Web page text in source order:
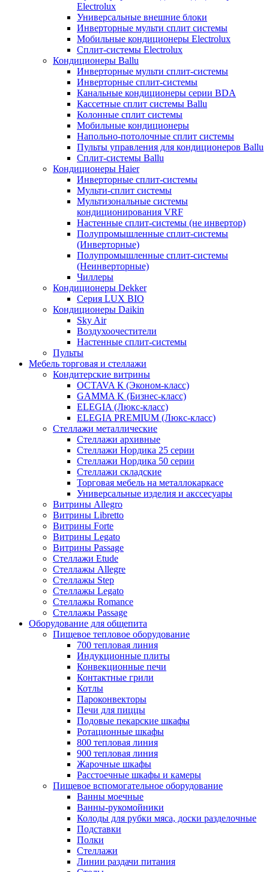
Electrolux
Универсальные внешние блоки
Инверторные мульти сплит системы
Мобильные кондиционеры Electrolux
Сплит-системы Electrolux
Кондиционеры Ballu
Инверторные мульти сплит-системы
Инверторные сплит-системы
Канальные кондиционеры серии BDA
Кассетные сплит системы Ballu
Колонные сплит системы
Мобильные кондиционеры
Напольно-потолочные сплит системы
Пульты управления для кондиционеров Ballu
Сплит-системы Ballu
Кондиционеры Haier
Инверторные сплит-системы
Мульти-сплит системы
Мультизональные системы
кондиционирования VRF
Настенные сплит-системы (не инвертор)
Полупромышленные сплит-системы
(Инверторные)
Полупромышленные сплит-системы
(Неинверторные)
Чиллеры
Кондиционеры Dekker
Серия LUX BIO
Кондиционеры Daikin
Sky Air
Воздухоочестители
Настенные сплит-системы
Пульты
Мебель торговая и стеллажи
Кондитерские витрины
OCTAVA К (Эконом-класс)
GAMMA K (Бизнес-класс)
ELEGIA (Люкс-класс)
ELEGIA PREMIUM (Люкс-класс)
Стеллажи металлические
Стеллажи архивные
Стеллажи Нордика 25 серии
Стеллажи Нордика 50 серии
Стеллажи складские
Торговая мебель на металлокаркасе
Универсальные изделия и акссесуары
Витрины Allegro
Витрины Libretto
Витрины Forte
Витрины Legato
Витрины Passage
Стеллажи Etude
Стеллажы Allegre
Стеллажы Step
Стеллажы Legato
Стеллажы Romance
Стеллажы Passage
Оборудование для общепита
Пищевое тепловое оборудование
700 тепловая линия
Индукционные плиты
Конвекционные печи
Контактные грили
Котлы
Пароконвекторы
Печи для пиццы
Подовые пекарские шкафы
Ротационные шкафы
800 тепловая линия
900 тепловая линия
Жарочные шкафы
Расстоечные шкафы и камеры
Пищевое вспомогательное оборудование
Ванны моечные
Ванны-рукомойники
Колоды для рубки мяса, доски разделочные
Подставки
Полки
Стеллажи
Линии раздачи питания